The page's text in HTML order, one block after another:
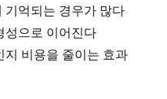
기억되는 경우가 많다
성으로 이어진다
지 비용을 줄이는 효과